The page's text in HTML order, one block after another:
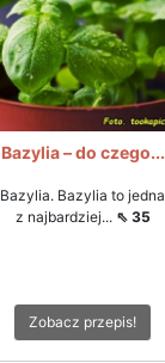
Bazylia – do czego...
Bazylia. Bazylia to jedna
z najbardziej... ⇖ 35
Zobacz przepis!